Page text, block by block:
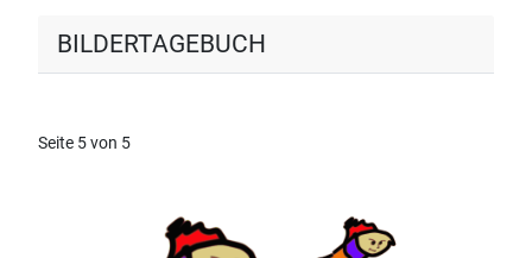
BILDERTAGEBUCH
Seite 5 von 5